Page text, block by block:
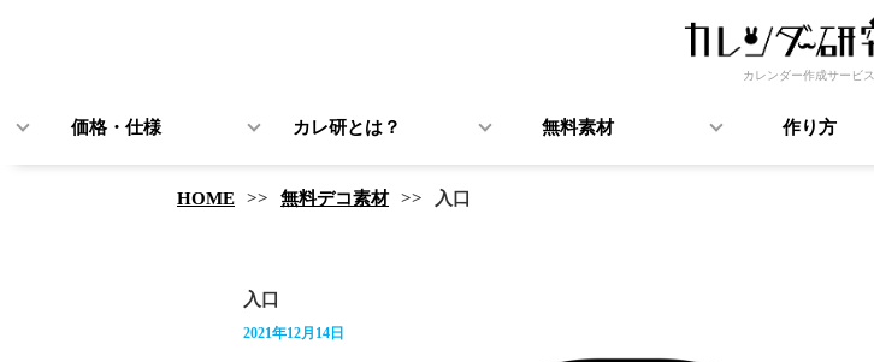
カレンダー作成サービス
価格・仕様 カレ研とは？ 無料素材 作り方
HOME 無料デコ素材 入口
入口
2021年12月14日